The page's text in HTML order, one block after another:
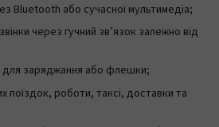
Bluetooth або сучасної мультимедіа;
через гучний зв’язок залежно від
для заряджання або флешки;
поїздок, роботи, таксі, доставки та